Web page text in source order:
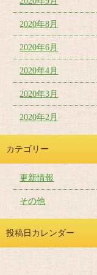
2020年8月
2020年6月
2020年4月
2020年3月
2020年2月
カテゴリー
更新情報
その他
投稿日カレンダー